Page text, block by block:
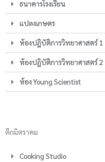
ธนาคารโรงเรียน
แปลงเกษตร
ห้องปฎิบัติการวิทยาศาสตร์ 1
ห้องปฎิบัติการวิทยาศาสตร์ 2
ห้อง Young Scientist
ตึกมิตราคม
Cooking Studio